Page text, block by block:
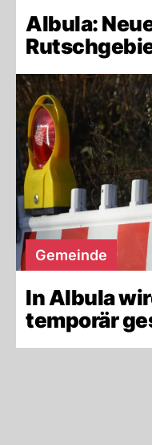
Albula:
Gemeinde
In Albula
temporär